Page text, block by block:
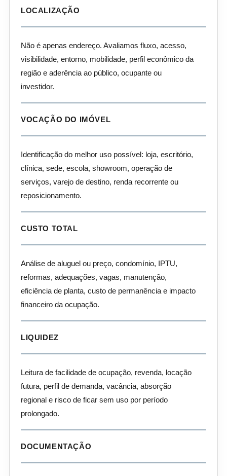
LOCALIZAÇÃO
Não é apenas endereço. Avaliamos fluxo, acesso,
visibilidade, entorno, mobilidade, perfil econômico da
região e aderência ao público, ocupante ou
investidor.
VOCAÇÃO DO IMÓVEL
Identificação do melhor uso possível: loja, escritório,
clínica, sede, escola, showroom, operação de
serviços, varejo de destino, renda recorrente ou
reposicionamento.
CUSTO TOTAL
Análise de aluguel ou preço, condomínio, IPTU,
reformas, adequações, vagas, manutenção,
eficiência de planta, custo de permanência e impacto
financeiro da ocupação.
LIQUIDEZ
Leitura de facilidade de ocupação, revenda, locação
futura, perfil de demanda, vacância, absorção
regional e risco de ficar sem uso por período
prolongado.
DOCUMENTAÇÃO